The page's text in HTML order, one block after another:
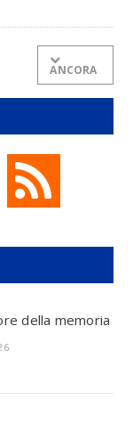
ANCORA
della memoria